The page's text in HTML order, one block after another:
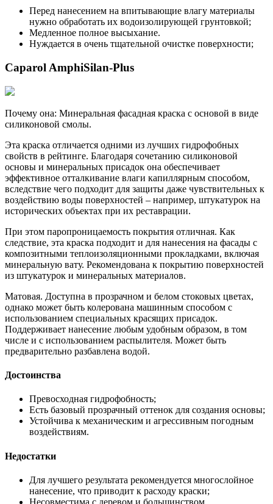
Перед нанесением на впитывающие влагу материалы
нужно обработать их водоизолирующей грунтовкой;
Медленное полное высыхание.
Нуждается в очень тщательной очистке поверхности;
Caparol AmphiSilan-Plus
Почему она: Минеральная фасадная краска с основой в виде
силиконовой смолы.
Эта краска отличается одними из лучших гидрофобных
свойств в рейтинге. Благодаря сочетанию силиконовой
основы и минеральных присадок она обеспечивает
эффективное отталкивание влаги капиллярным способом,
вследствие чего подходит для защиты даже чувствительных к
воздействию воды поверхностей – например, штукатурок на
исторических объектах при их реставрации.
При этом паропроницаемость покрытия отличная. Как
следствие, эта краска подходит и для нанесения на фасады с
композитными теплоизоляционными прокладками, включая
минеральную вату. Рекомендована к покрытию поверхностей
из штукатурок и минеральных материалов.
Матовая. Доступна в прозрачном и белом стоковых цветах,
однако может быть колерована машинным способом с
использованием специальных красящих присадок.
Поддерживает нанесение любым удобным образом, в том
числе и с использованием распылителя. Может быть
предварительно разбавлена водой.
Достоинства
Превосходная гидрофобность;
Есть базовый прозрачный оттенок для создания основы;
Устойчива к механическим и агрессивным погодным
воздействиям.
Недостатки
Для лучшего результата рекомендуется многослойное
нанесение, что приводит к расходу краски;
Несовместима с деревом и большинством